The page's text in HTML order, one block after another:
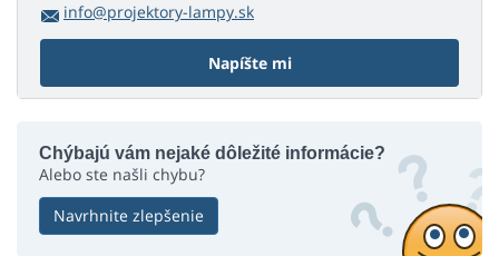
info@projektory-lampy.sk
Napíšte mi
Chýbajú vám nejaké dôležité informácie?
Alebo ste našli chybu?
Navrhnite zlepšenie